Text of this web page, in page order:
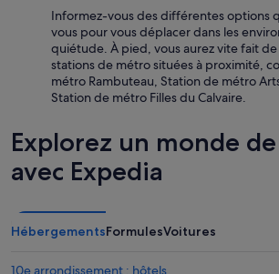
Informez-vous des différentes options
vous pour vous déplacer dans les
quiétude. À pied, vous aurez vite fait
stations de métro situées à proximité,
métro Rambuteau, Station de métro
Station de métro Filles du Calvaire.
Explorez un monde
avec Expedia
HébergementsFormulesVoitures
10e arrondissement : hôtels